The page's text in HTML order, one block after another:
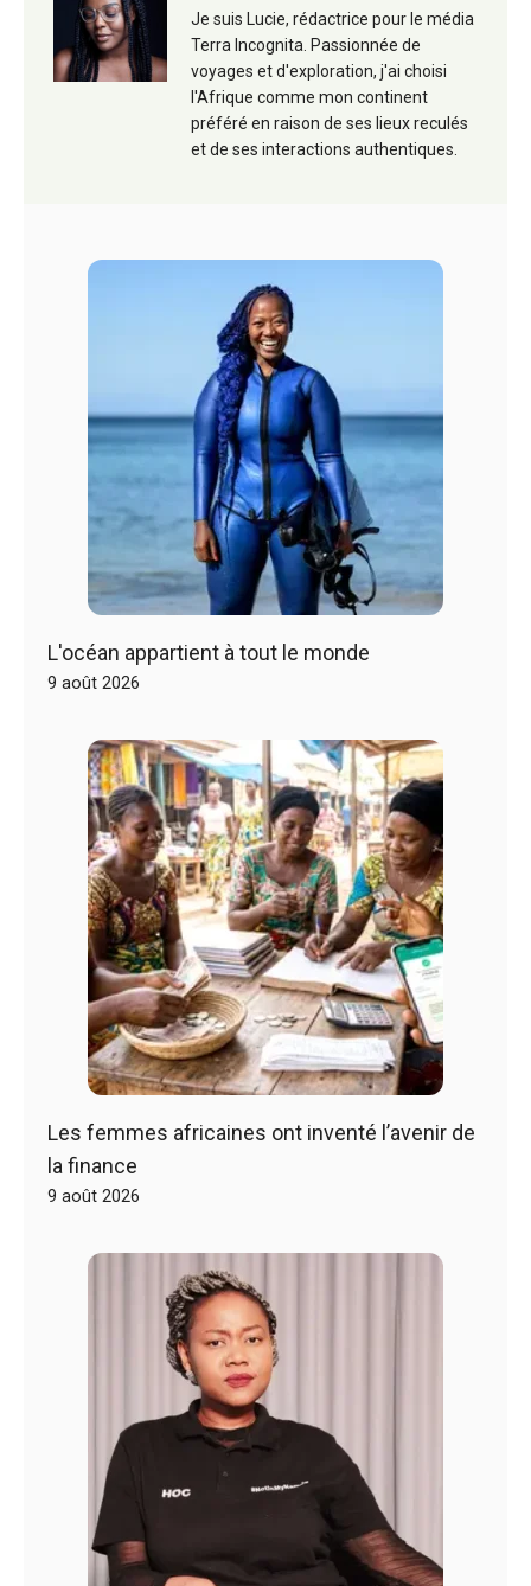
Je suis Lucie, rédactrice pour le média
Terra Incognita. Passionnée de
voyages et d'exploration, j'ai choisi
l'Afrique comme mon continent
préféré en raison de ses lieux reculés
et de ses interactions authentiques.
L'océan appartient à tout le monde
9 août 2026
Les femmes africaines ont inventé l’avenir de
la finance
9 août 2026